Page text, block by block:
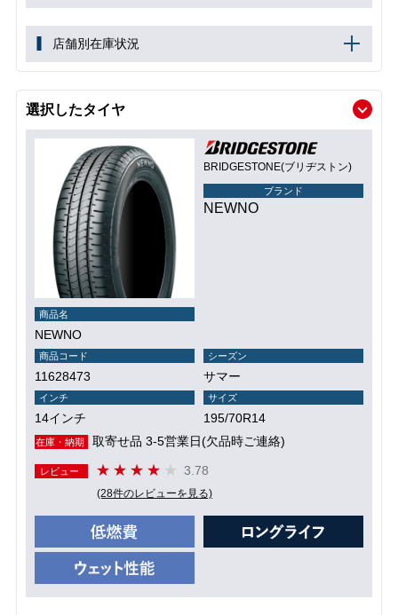
店舗別在庫状況
選択したタイヤ
BRIDGESTONE(ブリヂストン)
ブランド
NEWNO
商品名
NEWNO
商品コード
11628473
シーズン
サマー
インチ
14インチ
サイズ
195/70R14
在庫・納期 取寄せ品 3-5営業日(欠品時ご連絡)
レビュー 3.78
(28件のレビューを見る)